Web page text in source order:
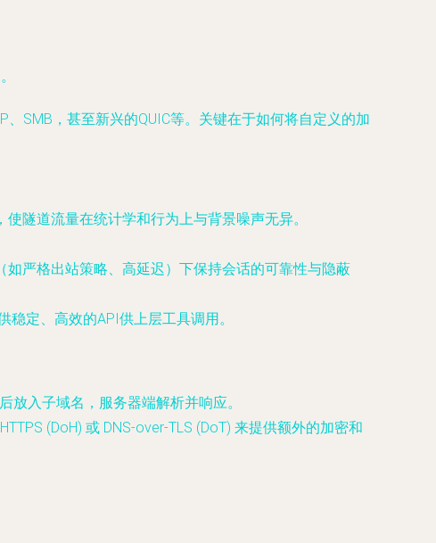
SMB，甚至新兴的QUIC等。关键在于如何将自定义的加
隧道流量在统计学和行为上与背景噪声无异。
严格出站策略、高延迟）下保持会话的可靠性与隐蔽
稳定、高效的API供上层工具调用。
放入子域名，服务器端解析并响应。
(DoH) 或 DNS-over-TLS (DoT) 来提供额外的加密和